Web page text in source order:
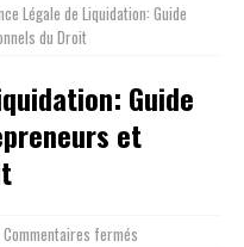
Légale de Liquidation: Guide
du Droit
Guide
et
Commentaires fermés